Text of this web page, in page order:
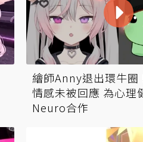
繪師Anny退出環牛圈
情感未被回應 為心理
Neuro合作